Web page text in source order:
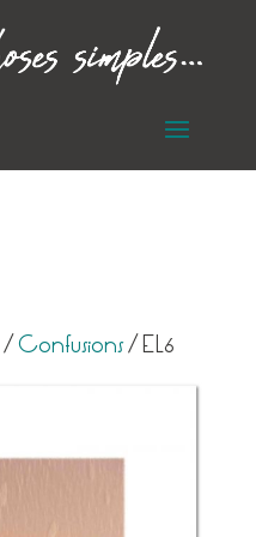
/Confusions/ EL6